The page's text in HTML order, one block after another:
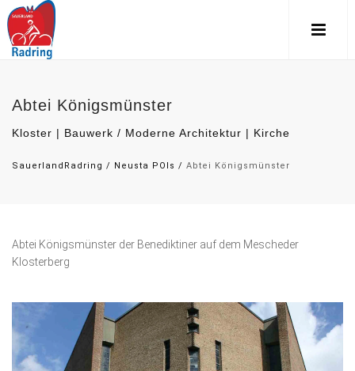
Abtei Königsmünster
Kloster | Bauwerk / Moderne Architektur | Kirche
SauerlandRadring / Neusta POIs / Abtei Königsmünster
Abtei Königsmünster der Benediktiner auf dem Mescheder
Klosterberg